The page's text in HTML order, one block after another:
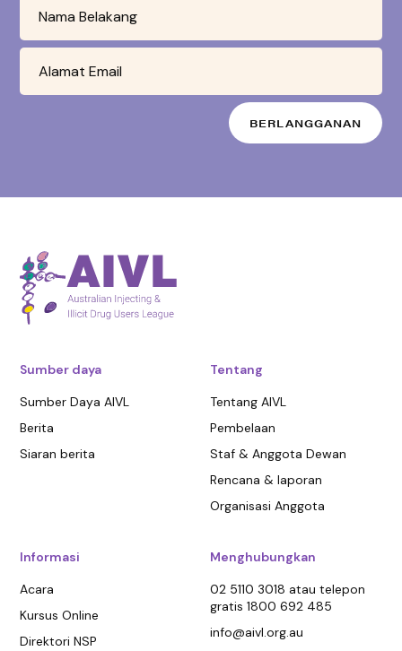
Sumber daya
Sumber Daya AIVL
Berita
Siaran berita
Tentang
Tentang AIVL
Pembelaan
Staf & Anggota Dewan
Rencana & laporan
Organisasi Anggota
Informasi
Acara
Kursus Online
Direktori NSP
Menghubungkan
02 5110 3018 atau telepon
gratis 1800 692 485
info@aivl.org.au